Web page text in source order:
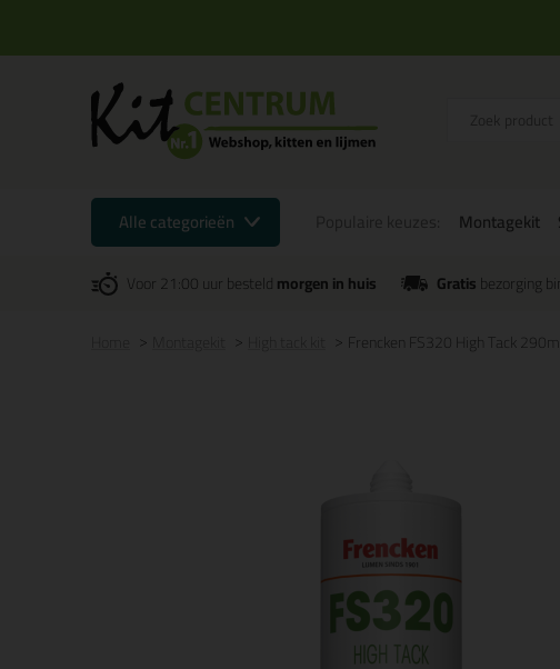
Alle categorieën Montagekit
Voor 21:00 uur besteldmorgen in huis Gratisbezorging
Frencken FS320 High Tack 290ml